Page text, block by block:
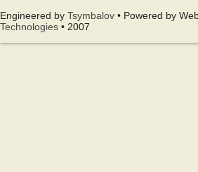
Engineered by Tsymbalov • Powered by
Technologies • 2007